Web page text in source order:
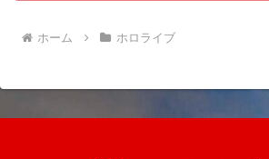
ホーム ホロライブ